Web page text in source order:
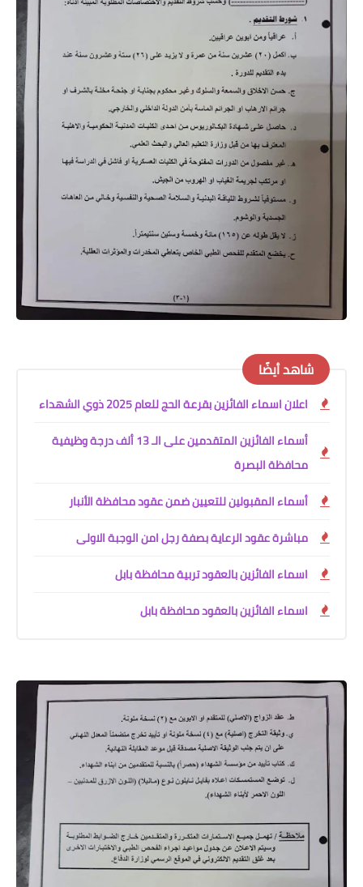
شاهد أيضًا
اعلان اسماء الفائزين بقرعة الحج للعام 2025 ذوي الشهداء
أسماء الفائزين المتقدمين على الـ 13 ألف درجة وظيفية
محافظة البصرة
أسماء المقبولين للتعيين ضمن عقود محافظة الأنبار
مباشرة عقود الرعاية بصفة رجل امن الوجبة الاولى
اسماء الفائزين بالعقود تربية محافظة بابل
اسماء الفائزين بالعقود محافظة بابل